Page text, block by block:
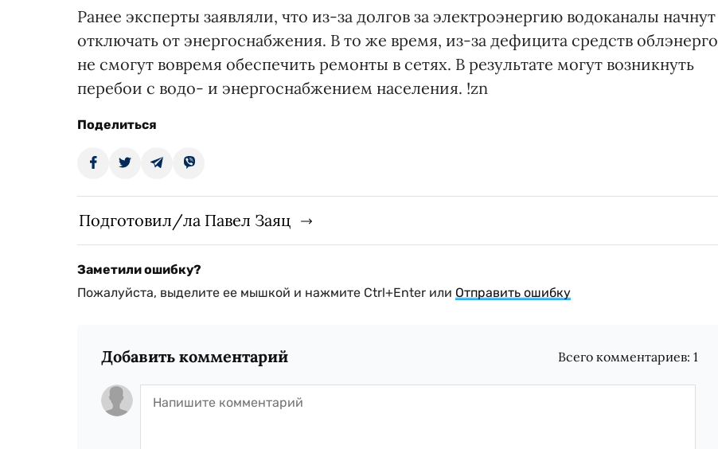
Ранее эксперты заявляли, что из-за долгов за электроэнергию водоканалы начнут
отключать от энергоснабжения. В то же время, из-за дефицита средств облэнерго
не смогут вовремя обеспечить ремонты в сетях. В результате могут возникнуть
перебои с водо- и энергоснабжением населения. !zn
Поделиться
Подготовил/ла Павел Заяц
Заметили ошибку?
Пожалуйста, выделите ее мышкой и нажмите Ctrl+Enter или Отправить ошибку
Добавить комментарий Всего комментариев:1